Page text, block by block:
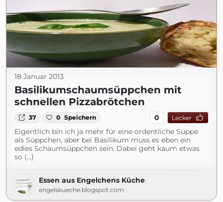
18 Januar 2013
Basilikumschaumsüppchen mit
schnellen Pizzabrötchen
37 0 Speichern 0 Lecker
Eigentlich bin ich ja mehr für eine ordentliche Suppe
als Süppchen, aber bei Basilikum muss es eben ein
edles Schaumsüppchen sein. Dabei geht kaum etwas
so (...)
Essen aus Engelchens Küche
engelskueche.blogspot.com